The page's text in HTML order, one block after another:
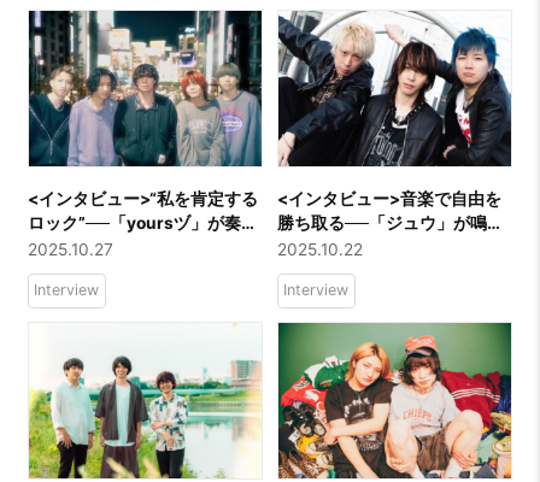
<インタビュー>“私を肯定する
ロック”──「yoursヅ」が奏で
る恋に酔うメロディ
2025.10.27
Interview
<インタビュー>音楽で自由を
勝ち取る──「ジュウ」が鳴ら
す“生きている証”
2025.10.22
Interview